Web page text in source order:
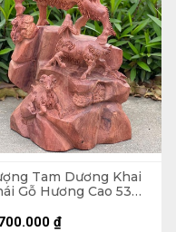
Tam Dương Khai
Gỗ Hương Cao 53
₫